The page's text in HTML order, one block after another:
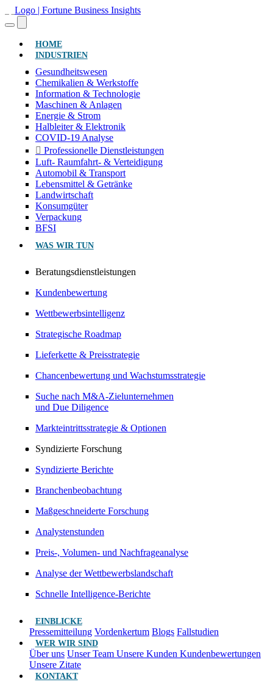
HOME(AKTUELL)
INDUSTRIEN
Gesundheitswesen
Chemikalien & Werkstoffe
Information & Technologie
Maschinen & Anlagen
Energie & Strom
Halbleiter & Elektronik
COVID-19 Analyse
Professionelle Dienstleistungen
Luft- Raumfahrt- & Verteidigung
Automobil & Transport
Lebensmittel & Getränke
Landwirtschaft
Konsumgüter
Verpackung
BFSI
WAS WIR TUN
Beratungsdienstleistungen
Kundenbewertung
Wettbewerbsintelligenz
Strategische Roadmap
Lieferkette & Preisstrategie
Chancenbewertung und Wachstumsstrategie
Suche nach M&A-Zielunternehmen
und Due Diligence
Markteintrittsstrategie & Optionen
Syndizierte Forschung
Syndizierte Berichte
Branchenbeobachtung
Maßgeschneiderte Forschung
Analystenstunden
Preis-, Volumen- und Nachfrageanalyse
Analyse der Wettbewerbslandschaft
Schnelle Intelligence-Berichte
EINBLICKE
Pressemitteilung Vordenkertum Blogs Fallstudien
WER WIR SIND
Über uns Unser Team Unsere Kunden Kundenbewertungen
Unsere Zitate
KONTAKT